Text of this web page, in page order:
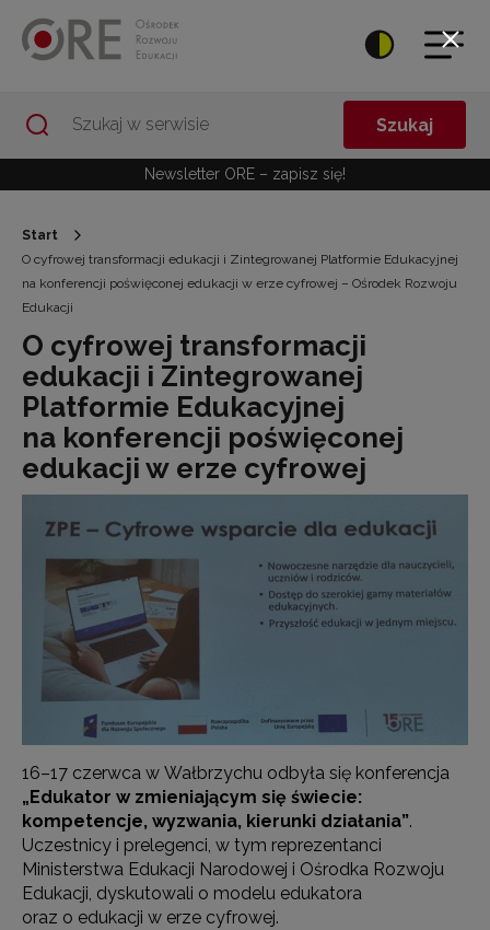
Szukaj
Newsletter ORE – zapisz się!
Start
O cyfrowej transformacji edukacji i Zintegrowanej Platformie Edukacyjnej
na konferencji poświęconej edukacji w erze cyfrowej – Ośrodek Rozwoju
Edukacji
O cyfrowej transformacji
edukacji i Zintegrowanej
Platformie Edukacyjnej
na konferencji poświęconej
edukacji w erze cyfrowej
16–17 czerwca w Wałbrzychu odbyła się konferencja
„Edukator w zmieniającym się świecie:
kompetencje, wyzwania, kierunki działania”.
Uczestnicy i prelegenci, w tym reprezentanci
Ministerstwa Edukacji Narodowej i Ośrodka Rozwoju
Edukacji, dyskutowali o modelu edukatora
oraz o edukacji w erze cyfrowej.